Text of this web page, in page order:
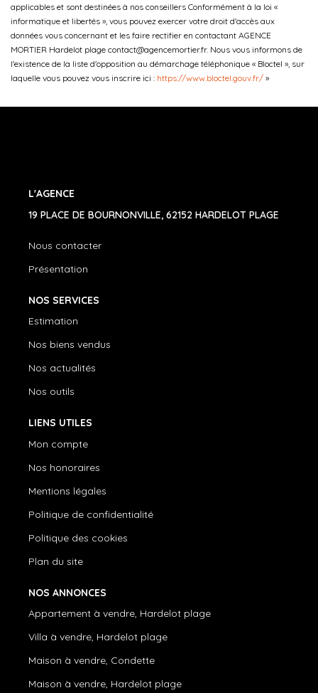
applicables et sont destinées à nos conseillers Conformément à la loi «
informatique et libertés », vous pouvez exercer votre droit d'accès aux
données vous concernant et les faire rectifier en contactant AGENCE
MORTIER Hardelot plage contact@agencemortier.fr. Nous vous informons de
l'existence de la liste d'opposition au démarchage téléphonique « Bloctel », sur
laquelle vous pouvez vous inscrire ici : https://www.bloctel.gouv.fr/ »
L'AGENCE
19 PLACE DE BOURNONVILLE, 62152 HARDELOT PLAGE
Nous contacter
Présentation
NOS SERVICES
Estimation
Nos biens vendus
Nos actualités
Nos outils
LIENS UTILES
Mon compte
Nos honoraires
Mentions légales
Politique de confidentialité
Politique des cookies
Plan du site
NOS ANNONCES
Appartement à vendre, Hardelot plage
Villa à vendre, Hardelot plage
Maison à vendre, Condette
Maison à vendre, Hardelot plage